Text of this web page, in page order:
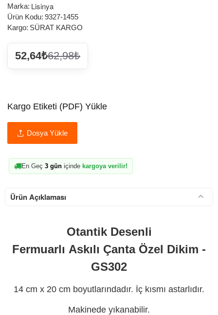
Marka: Lisinya
Ürün Kodu: 9327-1455
Kargo: SÜRAT KARGO
52,64₺62,98₺
Kargo Etiketi (PDF) Yükle
Dosya Yükle
En Geç 3 gün içinde kargoya verilir!
Ürün Açıklaması
Otantik Desenli
Fermuarlı Askılı Çanta Özel Dikim -
GS302
14 cm x 20 cm boyutlarındadır. İç kısmı astarlıdır.
Makinede yıkanabilir.